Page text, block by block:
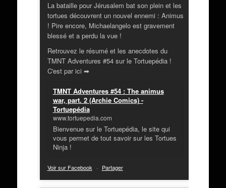
La bataille pour Jérusalem bat son plein et les
tortues découvrent un nouvel ennemi : Animus
! Pire encore, Michaelangelo est gravement
blessé et a perdu la vue !
Retrouvez le résumé et les anecdotes du
TMNT Adventures #54 sur le Tortuepédia !
C'est par ici ➡
TMNT Adventures #54 : The animus
war, part. 2 (Archie Comics) -
Tortuepédia
www.tortuepedia.com
Bienvenue sur le Tortuepédia, le site qui
vous permet de tout savoir sur les Tortues
Ninja !
Voir sur Facebook · Partager